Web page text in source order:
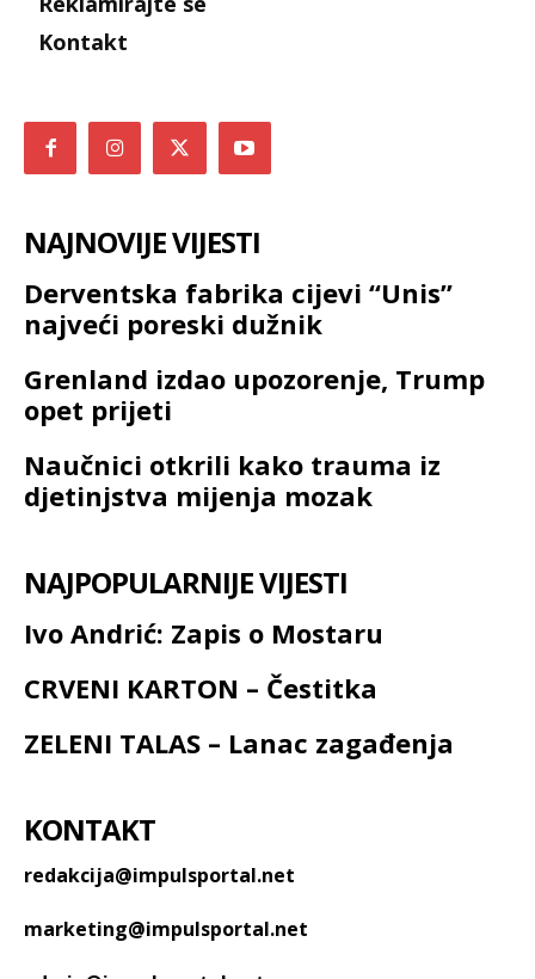
Kontakt
NAJNOVIJE VIJESTI
Derventska fabrika cijevi “Unis”
najveći poreski dužnik
Grenland izdao upozorenje, Trump
opet prijeti
Naučnici otkrili kako trauma iz
djetinjstva mijenja mozak
NAJPOPULARNIJE VIJESTI
Ivo Andrić: Zapis o Mostaru
CRVENI KARTON – Čestitka
ZELENI TALAS – Lanac zagađenja
KONTAKT
redakcija@impulsportal.net
marketing@impulsportal.net